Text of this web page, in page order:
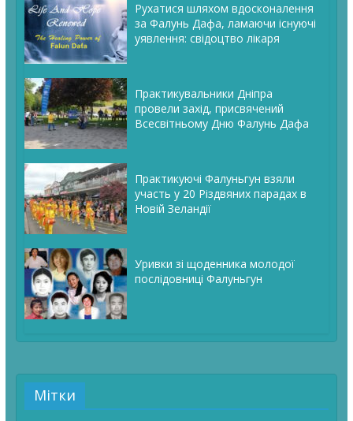
Рухатися шляхом вдосконалення
за Фалунь Дафа, ламаючи існуючі
уявлення: свідоцтво лікаря
Практикувальники Дніпра
провели захід, присвячений
Всесвітньому Дню Фалунь Дафа
Практикуючі Фалуньгун взяли
участь у 20 Різдвяних парадах в
Новій Зеландії
Уривки зі щоденника молодої
послідовниці Фалуньгун
Мітки